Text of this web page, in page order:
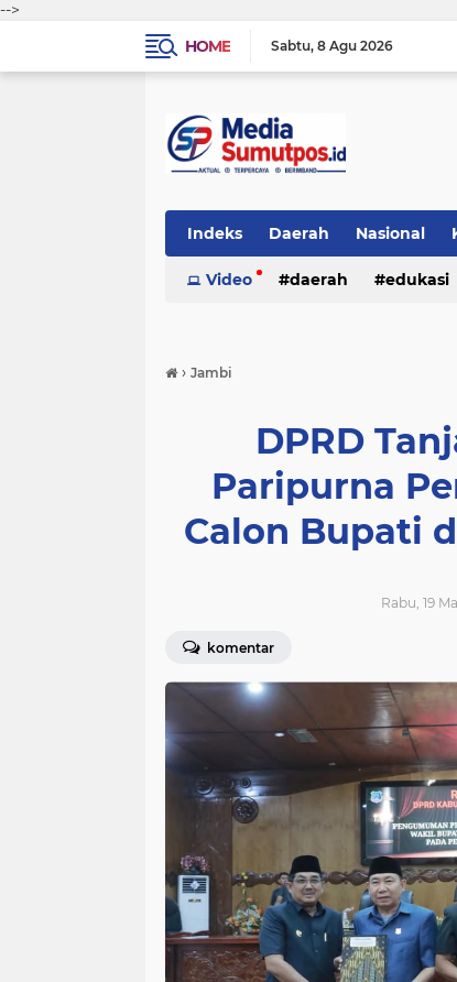
-->
HOME
Sabtu 8 Agu 2026
Indeks Daerah Nasional
Video daerah edukasi
› Jambi
DPRD
Paripurna
Calon Bupati
Rabu, 19
komentar